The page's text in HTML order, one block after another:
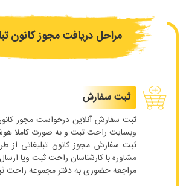
مراحل دریافت مجوز کانون
ثبت سفارش
ثبت سفارش آنلاین درخواست مجوز
وبسایت راحت ثبت و به صورت کاملا
ثبت سفارش مجوز کانون تبلیغاتی از
مشاوره با کارشناسان راحت ثبت ویا
مراجعه حضوری به دفتر مجموعه راحت